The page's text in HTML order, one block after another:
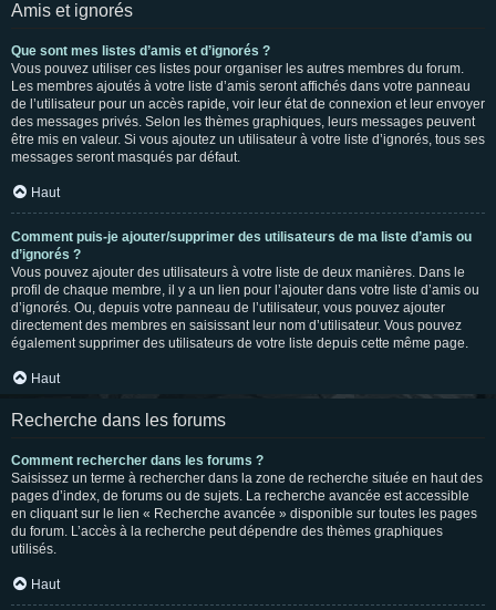
Amis et ignorés
Que sont mes listes d’amis et d’ignorés ?
Vous pouvez utiliser ces listes pour organiser les autres membres du forum.
Les membres ajoutés à votre liste d’amis seront affichés dans votre panneau
de l’utilisateur pour un accès rapide, voir leur état de connexion et leur envoyer
des messages privés. Selon les thèmes graphiques, leurs messages peuvent
être mis en valeur. Si vous ajoutez un utilisateur à votre liste d’ignorés, tous ses
messages seront masqués par défaut.
Haut
Comment puis-je ajouter/supprimer des utilisateurs de ma liste d’amis ou
d’ignorés ?
Vous pouvez ajouter des utilisateurs à votre liste de deux manières. Dans le
profil de chaque membre, il y a un lien pour l’ajouter dans votre liste d’amis ou
d’ignorés. Ou, depuis votre panneau de l’utilisateur, vous pouvez ajouter
directement des membres en saisissant leur nom d’utilisateur. Vous pouvez
également supprimer des utilisateurs de votre liste depuis cette même page.
Haut
Recherche dans les forums
Comment rechercher dans les forums ?
Saisissez un terme à rechercher dans la zone de recherche située en haut des
pages d’index, de forums ou de sujets. La recherche avancée est accessible
en cliquant sur le lien « Recherche avancée » disponible sur toutes les pages
du forum. L’accès à la recherche peut dépendre des thèmes graphiques
utilisés.
Haut